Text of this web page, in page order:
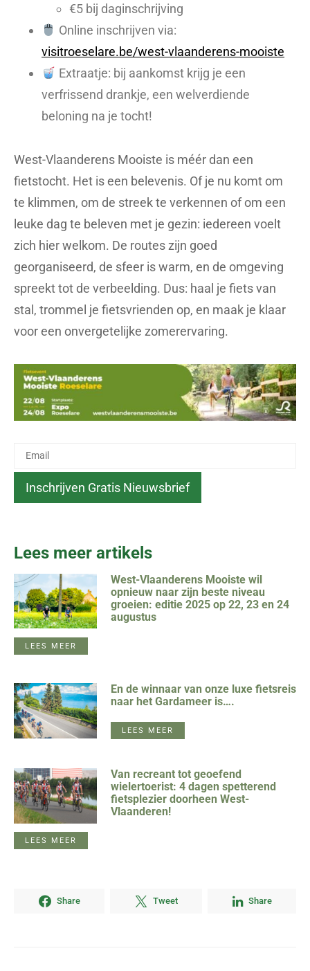
€5 bij daginschrijving
Online inschrijven via:
visitroesel are.be/west-vlaanderens-mooiste
Extraatje: bij aankomst krijg je een
verfrissend drankje, een welverdiende
beloning na je tocht!
West-Vlaanderens Mooiste is méér dan een
fietstocht. Het is een belevenis. Of je nu komt om
te klimmen, om de streek te verkennen of om een
leuke dag te beleven met je gezin: iedereen voelt
zich hier welkom. De routes zijn goed
georganiseerd, de sfeer is warm, en de omgeving
spreekt tot de verbeelding. Dus: haal je fiets van
stal, trommel je fietsvrienden op, en maak je klaar
voor een onvergetelijke zomerervaring.
Lees meer artikels
West-Vlaanderens Mooiste wil
opnieuw naar zijn beste niveau
groeien: editie 2025 op 22, 23 en 24
augustus
LEES MEER
En de winnaar van onze luxe fietsreis
naar het Gardameer is….
LEES MEER
Van recreant tot geoefend
wielertoerist: 4 dagen spetterend
fietsplezier doorheen West-
Vlaanderen!
LEES MEER
Share Tweet Share